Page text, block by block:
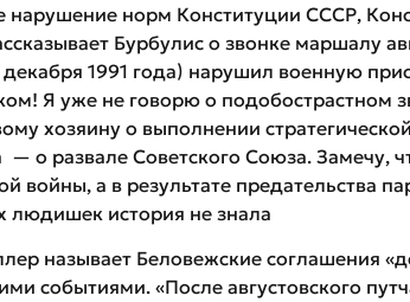
нарушение норм Конституции СССР,
Бурбулис о звонке маршалу
декабря 1991 года) нарушил военную
Я уже не говорю о подобострастном
хозяину о выполнении
— о развале Советского Союза. Замечу,
войны, а в результате предательства
людишек история не знала
называет Беловежские соглашения
событиями. «После августовского